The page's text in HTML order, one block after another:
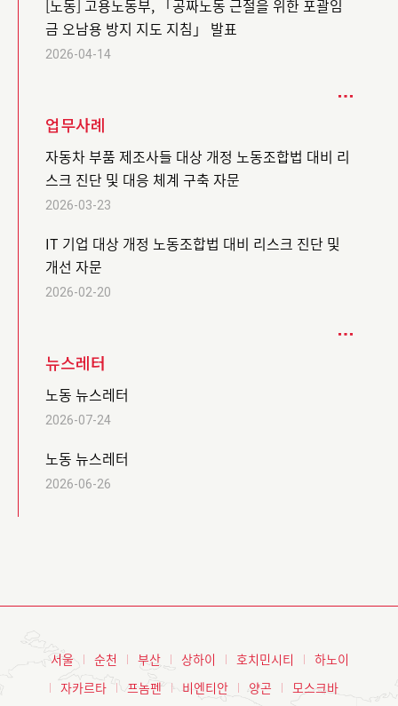
[노동] 고용노동부, 「공짜노동 근절을 위한 포괄임
금 오남용 방지 지도 지침」 발표
2026-04-14
업무사례
자동차 부품 제조사들 대상 개정 노동조합법 대비 리
스크 진단 및 대응 체계 구축 자문
2026-03-23
IT 기업 대상 개정 노동조합법 대비 리스크 진단 및
개선 자문
2026-02-20
뉴스레터
노동 뉴스레터
2026-07-24
노동 뉴스레터
2026-06-26
서울 순천 부산 상하이 호치민시티
하노이
자카르타
프놈펜 비엔티안 양곤
모스크바